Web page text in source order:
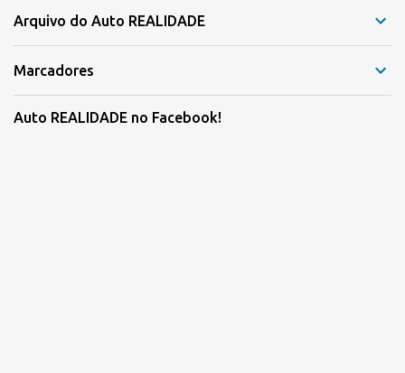
Arquivo do Auto REALIDADE
Marcadores
Auto REALIDADE no Facebook!